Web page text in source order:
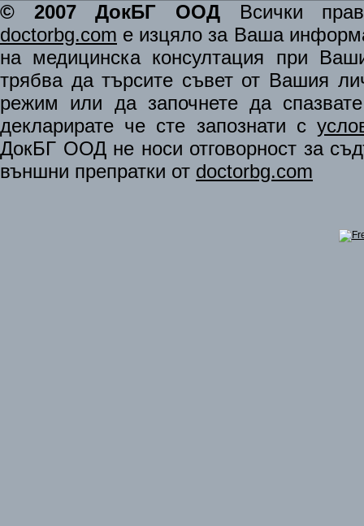
© 2007 ДокБГ ООД Всички
doctorbg.com е изцяло за Ваша
на медицинска консултация при
трябва да търсите съвет от Вашия
режим или да започнете да
декларирате че сте запознати с
ДокБГ ООД не носи отговорност за
външни препратки от doctorbg.com